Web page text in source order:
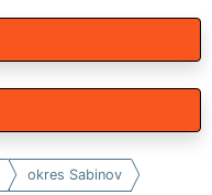
okres Sabinov